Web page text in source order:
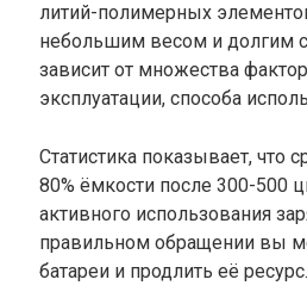
литий-полимерных
небольшим весом и долгим
зависит от множества
эксплуатации, способа
Статистика показывает, что
80% ёмкости после 300-500
активного использования
правильном обращении вы
батареи и продлить её ресурс.